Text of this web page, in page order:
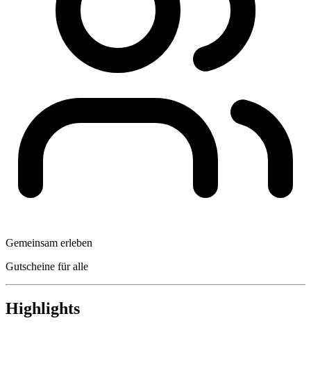
Gemeinsam erleben
Gutscheine für alle
Highlights